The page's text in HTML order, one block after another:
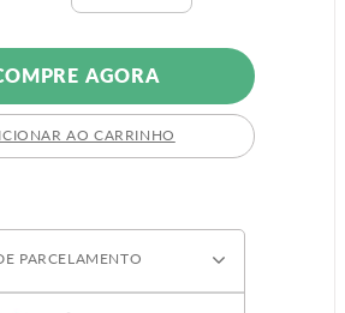
AGORA
AO CARRINHO
PARCELAMENTO